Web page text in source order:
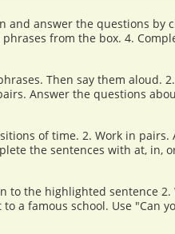
the box. 4. Complete the
Then say them aloud.
/tʃ/ and /dʒ/.
of time. 2. Work in pairs.
the sentences with at, in,
time and which ones
to the highlighted sentence 2.
a famous school. Use "Can